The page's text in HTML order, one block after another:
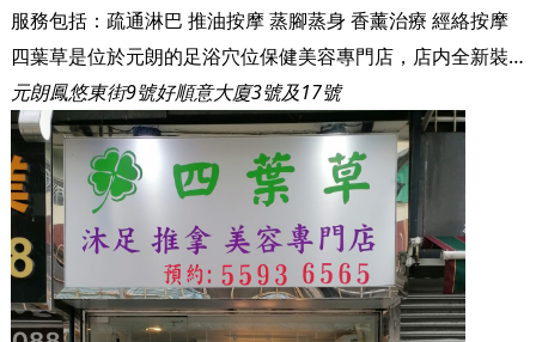
服務包括： 疏通淋巴 推油按摩蒸腳蒸身香薰治療 經絡按摩
四葉草是位於元朗的足浴穴位保健美容專門店，店内全新裝修，佈置簡約溫馨，環境舒服。四葉草設有獨立房間、雙人房間及洗手間，服務使用本地品牌按摩油及一次性床單，亦嚴格採取防疫抗疫措施。
元朗鳳悠東街9號好順意大廈3號及17號